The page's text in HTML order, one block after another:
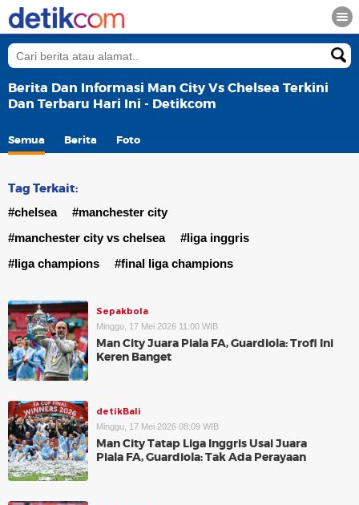
Berita Dan Informasi Man City Vs Chelsea Terkini
Dan Terbaru Hari Ini - Detikcom
Semua Berita Foto
Tag Terkait:
#chelsea
#manchester city
#manchester city vs chelsea
#liga inggris
#liga champions
#final liga champions
Sepakbola
Minggu, 17 Mei 2026 11:00 WIB
Man City Juara Piala FA, Guardiola: Trofi Ini
Keren Banget
detikBali
Minggu, 17 Mei 2026 08:09 WIB
Man City Tatap Liga Inggris Usai Juara
Piala FA, Guardiola: Tak Ada Perayaan